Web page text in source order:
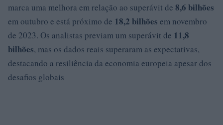
marca uma melhora em relação ao superávit de 8,6 bilhões
em outubro e está próximo de 18,2 bilhões em novembro
de 2023. Os analistas previam um superávit de 11,8
bilhões, mas os dados reais superaram as expectativas,
destacando a resiliência da economia europeia apesar dos
desafios globais